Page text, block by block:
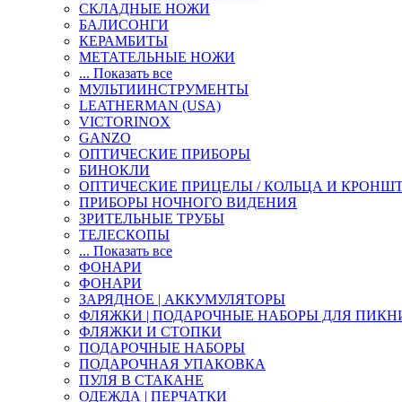
СКЛАДНЫЕ НОЖИ
БАЛИСОНГИ
КЕРАМБИТЫ
МЕТАТЕЛЬНЫЕ НОЖИ
... Показать все
МУЛЬТИИНСТРУМЕНТЫ
LEATHERMAN (USA)
VICTORINOX
GANZO
ОПТИЧЕСКИЕ ПРИБОРЫ
БИНОКЛИ
ОПТИЧЕСКИЕ ПРИЦЕЛЫ / КОЛЬЦА И
ПРИБОРЫ НОЧНОГО ВИДЕНИЯ
ЗРИТЕЛЬНЫЕ ТРУБЫ
ТЕЛЕСКОПЫ
... Показать все
ФОНАРИ
ФОНАРИ
ЗАРЯДНОЕ | АККУМУЛЯТОРЫ
ФЛЯЖКИ | ПОДАРОЧНЫЕ НАБОРЫ ДЛЯ
ФЛЯЖКИ И СТОПКИ
ПОДАРОЧНЫЕ НАБОРЫ
ПОДАРОЧНАЯ УПАКОВКА
ПУЛЯ В СТАКАНЕ
ОДЕЖДА | ПЕРЧАТКИ